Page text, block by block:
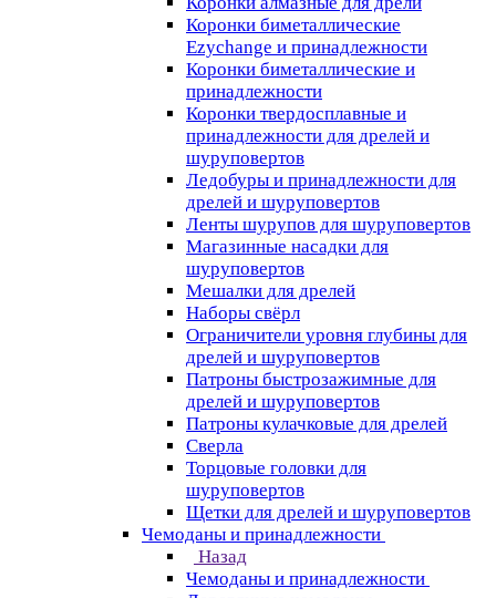
Коронки биметаллические
Ezychange и принадлежности
Коронки биметаллические и
принадлежности
Коронки твердосплавные и
принадлежности для дрелей и
шуруповертов
Ледобуры и принадлежности для
дрелей и шуруповертов
Ленты шурупов для шуруповертов
Магазинные насадки для
шуруповертов
Мешалки для дрелей
Наборы свёрл
Ограничители уровня глубины для
дрелей и шуруповертов
Патроны быстрозажимные для
дрелей и шуруповертов
Патроны кулачковые для дрелей
Сверла
Торцовые головки для
шуруповертов
Щетки для дрелей и шуруповертов
Чемоданы и принадлежности
Назад
Чемоданы и принадлежности